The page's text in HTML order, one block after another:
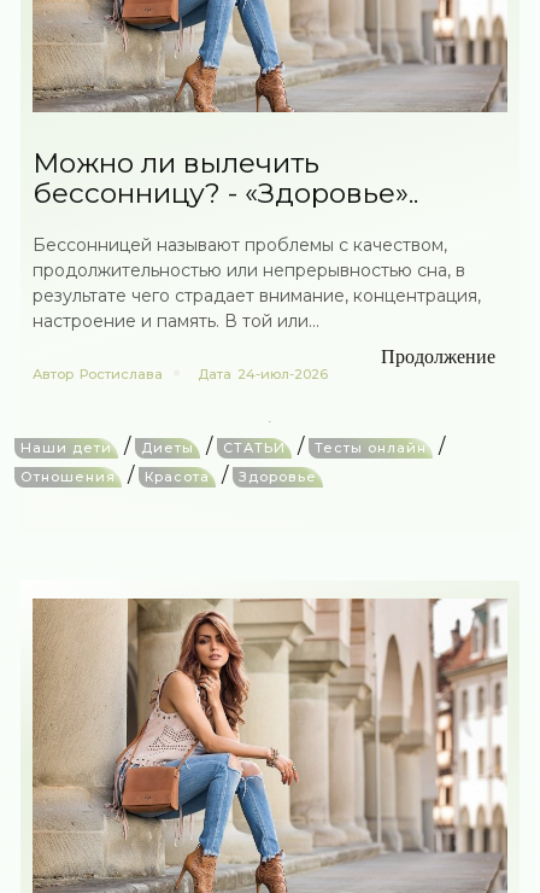
Можно ли вылечить
бессонницу? - «Здоровье»..
Бессонницей называют проблемы с качеством,
продолжительностью или непрерывностью сна, в
результате чего страдает внимание, концентрация,
настроение и память. В той или...
Продолжение
Автор Ростислава Дата 24-июл-2026
Наши дети / Диеты / СТАТЬИ / Тесты онлайн /
Отношения / Красота / Здоровье